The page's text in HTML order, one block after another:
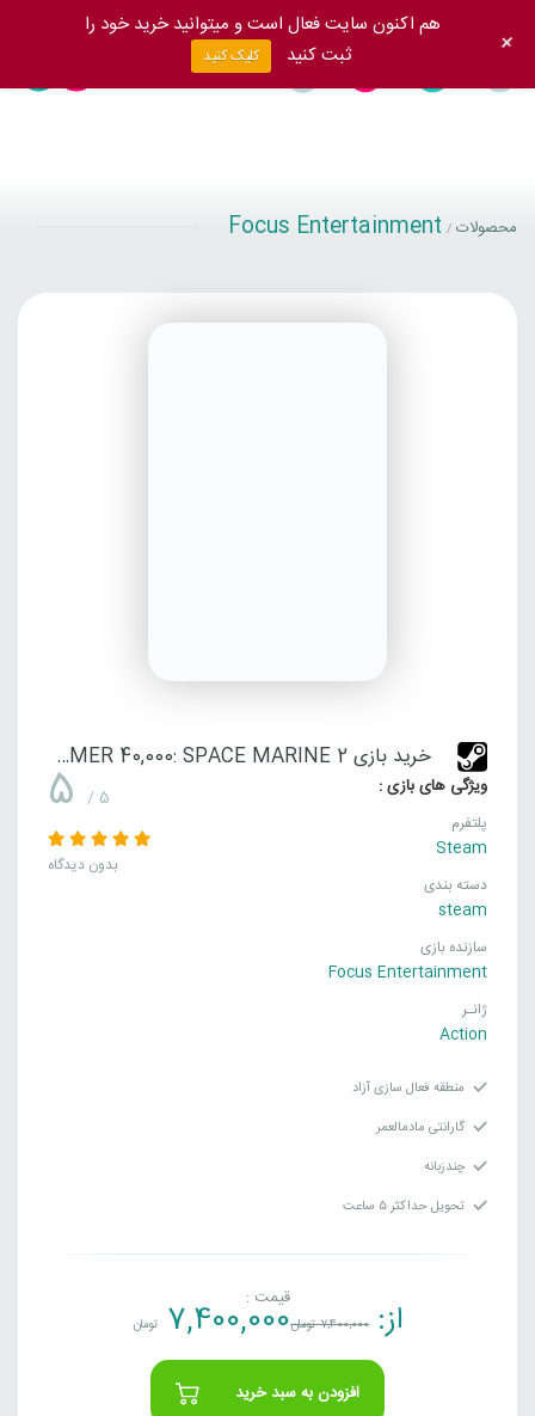
محصولات /
Focus Entertainment
خرید بازی WARHAMMER 40,000: SPACE MARINE 2
ویژگی های بازی :
پلتفرم
Steam
دسته بندی
steam
سازنده بازی
Focus Entertainment
ژانـر
Action
5 / 5
بدون دیدگاه
منطقه فعال سازی آزاد
گارانتی مادمالعمر
چندزبانه
تحویل حداکثر ۵ ساعت
قیمت : از: 7,400,000تومان7,400,000 تومان
افزودن به سبد خرید
هم اکنون سایت فعال است و میتوانید خرید خود را
ثبت کنید
کلیک کنید +